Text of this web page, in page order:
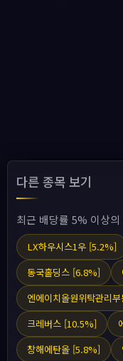
다른 종목 보기
최근 배당률 5% 이상
LX하우시스1우 [5.2%]
동국홀딩스 [6.8%]
엔에이치올원위탁관리
크레버스 [10.5%]
창해에탄올 [5.8%]